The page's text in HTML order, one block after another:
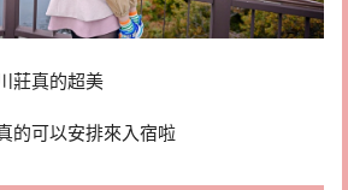
莊真的超美
的可以安排來入宿啦